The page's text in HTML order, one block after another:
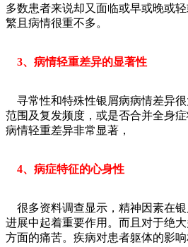
多数患者来说却又面临或早或晚或
繁且病情很重不多。
3、病情轻重差异的显著性
寻常性和特殊性银屑病病情差异
范围及复发频度，或是否合并全身
病情轻重差异非常显著，
4、病症特征的心身性
很多资料调查显示，精神因素在
进展中起着重要作用。而且对于绝
方面的痛苦。疾病对患者躯体的影响